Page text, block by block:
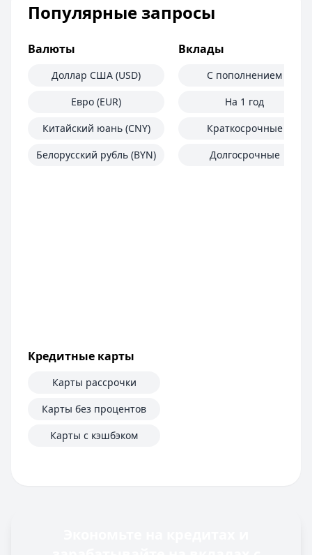
Популярные запросы
Валюты
Доллар США (USD)
Евро (EUR)
Китайский юань (CNY)
Белорусский рубль (BYN)
Вклады
С пополнением
На 1 год
Краткосрочные
Долгосрочные
Кредитные карты
Карты рассрочки
Карты без процентов
Карты с кэшбэком